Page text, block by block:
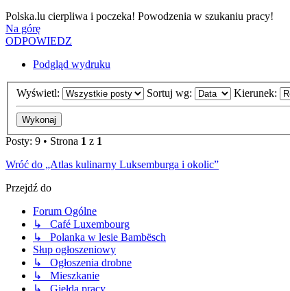
Polska.lu cierpliwa i poczeka! Powodzenia w szukaniu pracy!
Na górę
ODPOWIEDZ
Podgląd wydruku
Wyświetl: Sortuj wg: Kierunek:
Posty: 9 • Strona 1 z 1
Wróć do „Atlas kulinarny Luksemburga i okolic”
Przejdź do
Forum Ogólne
↳ Café Luxembourg
↳ Polanka w lesie Bambësch
Słup ogłoszeniowy
↳ Ogłoszenia drobne
↳ Mieszkanie
↳ Giełda pracy